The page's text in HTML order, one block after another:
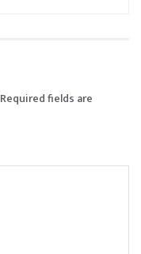
Required fields are